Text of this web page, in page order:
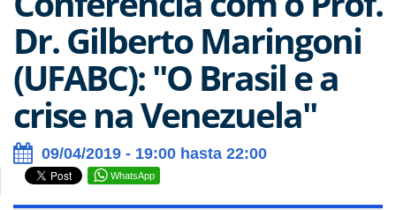
Dr. Gilberto Maringoni
(UFABC): "O Brasil e a
crise na Venezuela"
09/04/2019 - 19:00 hasta 22:00
WhatsApp